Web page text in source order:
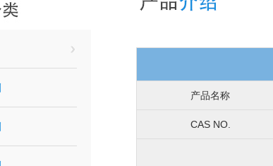
产品名称
CAS NO.